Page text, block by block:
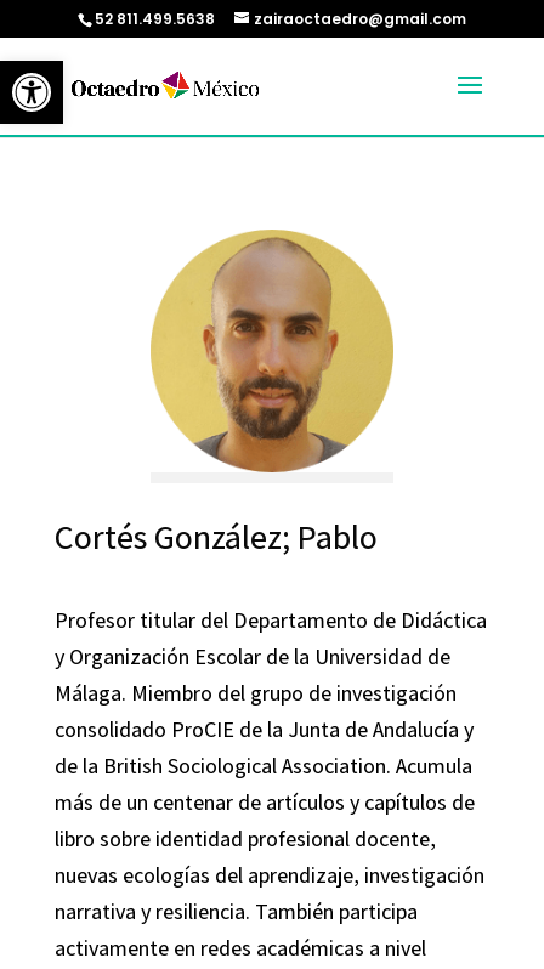
Abrir barra de herramientas
52 811.499.5638 zairaoctaedro@gmail.com
Cortés González; Pablo
Profesor titular del Departamento de Didáctica
y Organización Escolar de la Universidad de
Málaga. Miembro del grupo de investigación
consolidado ProCIE de la Junta de Andalucía y
de la British Sociological Association. Acumula
más de un centenar de artículos y capítulos de
libro sobre identidad profesional docente,
nuevas ecologías del aprendizaje, investigación
narrativa y resiliencia. También participa
activamente en redes académicas a nivel